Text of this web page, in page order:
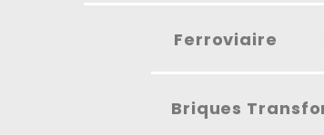
Ferroviaire
Briques